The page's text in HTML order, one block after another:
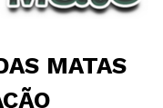
MATAS